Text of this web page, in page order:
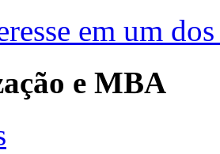
em um
e MBA